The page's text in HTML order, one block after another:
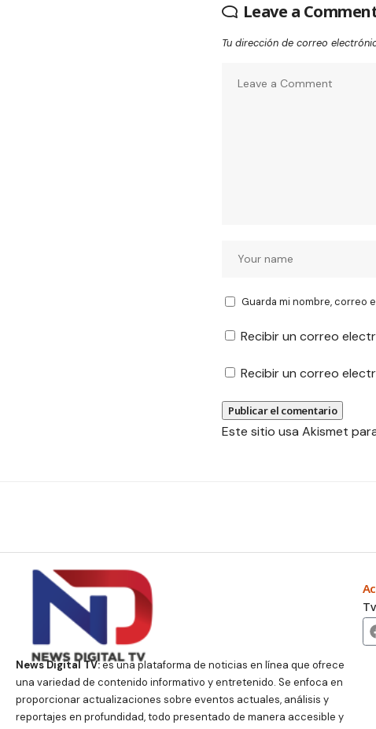
Leave a
Tu dirección de correo
Guarda mi nombre, correo
Recibir un correo
Recibir un correo
Este sitio usa Akismet
News Digital TV:es una plataforma de noticias en línea que ofrece
una variedad de contenido informativo y entretenido. Se enfoca en
proporcionar actualizaciones sobre eventos actuales, análisis y
reportajes en profundidad, todo presentado de manera accesible y